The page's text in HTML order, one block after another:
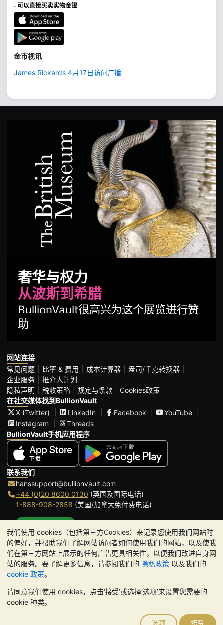
我们使用 cookies（包括第三方Cookies）来记录您使用我们网站时
的偏好，并帮助我们了解网站访问者如何使用我们的网站，以及使我
们在第三方网站上展示的任何广告更具相关性，以便我们改进自身网
站的服务。要了解更多信息，请参阅我们的 隐私政策 以及我们的
cookie 政策。
请同意我们使用 cookies，点击‘接受’或选择‘选项’来设置您需要的
cookie 种类。
选项 接受
- 可以直接买卖实物金银
金市视讯
James Rickards 4月17日访问广播
奢华与权力
从波斯到希腊
BullionVault很高兴为这个展览进行赞
助
网站连接
常见问题
比率 & 费用 成本计算器
盎司/千克转换器
企业服务
推介人计划
隐私声明
税收策略 规定与条款
Cookies政策
在社交媒体找到BullionVault
X (Twitter)
LinkedIn Facebook
YouTube
Instagram
Threads
BullionVault手机应用程序
联系我们
hanssupport@bullionvault.com
+44 (0)20 8600 0130 (英国及国际电话)
1-888-908-2858 (美国/加拿大免付费电话)
办公时间:
9am to 8:30pm (英国时间), 周一至周五
Galmarley Ltd T/A BullionVault
3 Shortlands (7th Floor)
London
W6 8DA
贵金属的价值可能下跌也可能上涨。历史趋势不能保证未来